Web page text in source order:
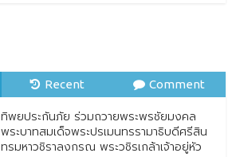
พระบาทสมเด็จพระปรเมนทรรามาธิบดีศรีสิน
ทรมหาวชิราลงกรณ พระวชิรเกล้าเจ้าอยู่หัว
Recent Comment
ทิพยประกันภัย ร่วมถวายพระพรชัยมงคล
พระบาทสมเด็จพระปรเมนทรรามาธิบดีศรีสิน
ทรมหาวชิราลงกรณ พระวชิรเกล้าเจ้าอยู่หัว